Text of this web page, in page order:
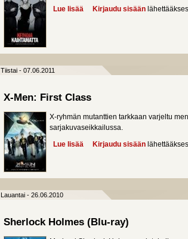
Lue lisää about Keinoja kaihtamatta
Kirjaudu sisään
Tiistai - 07.06.2011
X-Men: First Class
X-ryhmän mutanttien tarkkaan varjeltu
sarjakuvaseikkailussa.
Lue lisää about X-Men: First Class
Kirjaudu sisään
Lauantai - 26.06.2010
Sherlock Holmes (Blu-ray)